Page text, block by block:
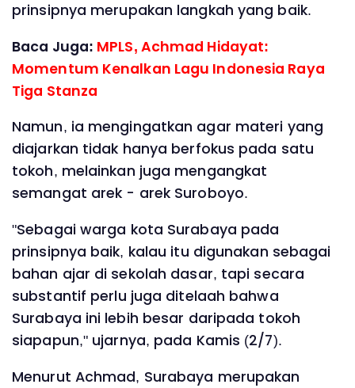
prinsipnya merupakan langkah yang baik.
Baca Juga: MPLS, Achmad Hidayat:
Momentum Kenalkan Lagu Indonesia Raya
Tiga Stanza
‎Namun, ia mengingatkan agar materi yang
diajarkan tidak hanya berfokus pada satu
tokoh, melainkan juga mengangkat
semangat arek - arek Suroboyo.
‎"Sebagai warga kota Surabaya pada
prinsipnya baik, kalau itu digunakan sebagai
bahan ajar di sekolah dasar, tapi secara
substantif perlu juga ditelaah bahwa
Surabaya ini lebih besar daripada tokoh
siapapun," ujarnya, pada Kamis (2/7).
‎Menurut Achmad, Surabaya merupakan